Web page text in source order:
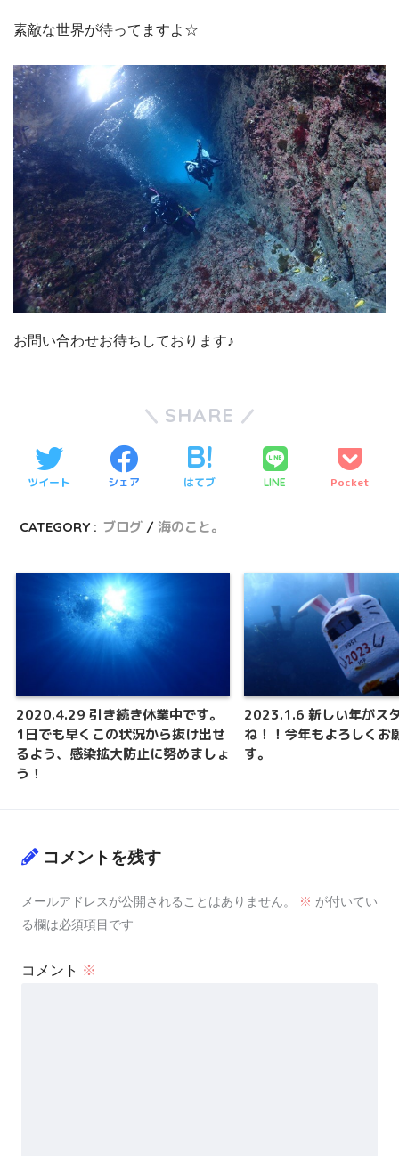
素敵な世界が待ってますよ☆
お問い合わせお待ちしております♪
SHARE
ツイート シェア はてブ LINE Pocket
CATEGORY : ブログ 海のこと。
2020.4.29 引き続き休業中です。
1日でも早くこの状況から抜け出せ
るよう、感染拡大防止に努めましょ
う！
2023.1.6 新しい年がス
ね！！今年もよろしくお
す。
コメントを残す
メールアドレスが公開されることはありません。 ※ が付いてい
る欄は必須項目です
コメント ※